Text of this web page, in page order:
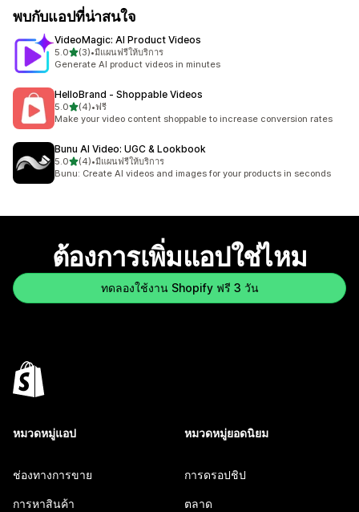
พบกับแอปที่น่าสนใจ
VideoMagic: AI Product Videos
5.0เต็ม 5 ดาว
(3)
ทั้งหมด 3 รีวิว
•มีแผนฟรีให้บริการ
Generate AI product videos in minutes
HelloBrand ‑ Shoppable Videos
5.0เต็ม 5 ดาว
(4)
ทั้งหมด 4 รีวิว
•ฟรี
Make your video content shoppable to increase conversion rates
Bunu AI Video: UGC & Lookbook
5.0เต็ม 5 ดาว
(4)
ทั้งหมด 4 รีวิว
•มีแผนฟรีให้บริการ
Bunu: Create AI videos and images for your products in seconds
ต้องการเพิ่มแอปใช่ไหม
ทดลองใช้งาน Shopify ฟรี 3 วัน
หมวดหมู่แอป
ช่องทางการขาย
การหาสินค้า
หมวดหมู่ยอดนิยม
การดรอปชิป
ตลาด